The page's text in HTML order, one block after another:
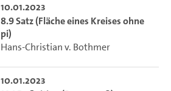
10.01.2023
8.9 Satz (Fläche eines Kreises ohne
pi)
Hans-Christian v. Bothmer
10.01.2023